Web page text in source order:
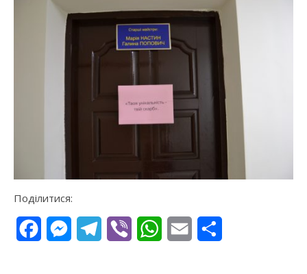
Поділитися:
FacebookMessengerTelegram
Viber WhatsApp
Email